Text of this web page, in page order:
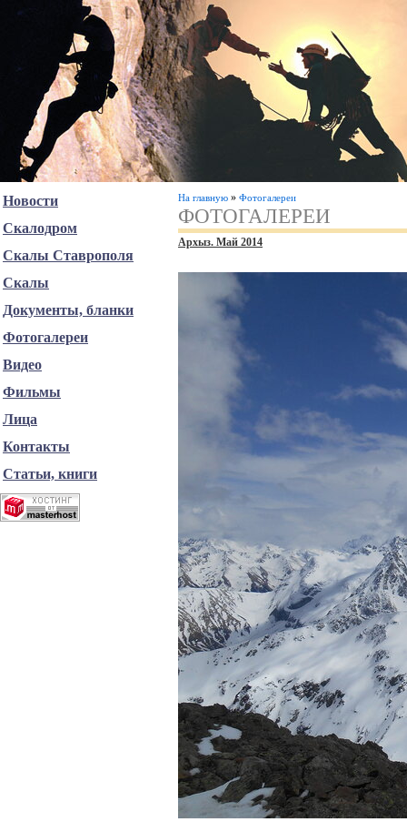
На главную » Фотогалереи
ФОТОГАЛЕРЕИ
Архыз. Май 2014
Новости
Скалодром
Скалы Ставрополя
Скалы
Документы, бланки
Фотогалереи
Видео
Фильмы
Лица
Контакты
Статьи, книги